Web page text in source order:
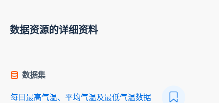
数据资源的详细资料
数据集
每日最高气温、平均气温及最低气温数据